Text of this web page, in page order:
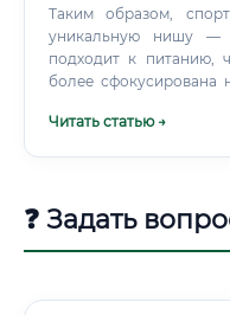
Таким образом,
уникальную нишу —
подходит к питанию,
более сфокусирована
Это профессия
Читать статью →
❓ Задать